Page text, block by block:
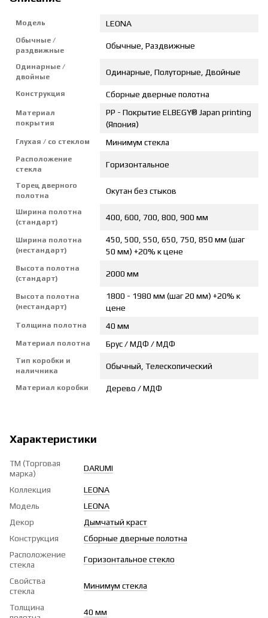
Модель LEONA
Обычные /
раздвижные
Обычные, Раздвижные
Одинарные /
двойные
Одинарные, Полуторные, Двойные
Конструкция Сборные дверные полотна
Материал
покрытия
PP - Покрытие ELBEGY® Japan printing
(Япония)
Глухая / со стеклом Минимум стекла
Расположение
стекла
Горизонтальное
Торец дверного
полотна
Окутан без стыков
Ширина полотна
(стандарт)
400, 600, 700, 800, 900 мм
Ширина полотна
(нестандарт)
450, 500, 550, 650, 750, 850 мм (шаг
50 мм) +20% к цене
Высота полотна
(стандарт)
2000 мм
Высота полотна
(нестандарт)
1800 - 1980 мм (шаг 20 мм) +20% к
цене
Толщина полотна 40 мм
Материал полотна Брус / МДФ / МДФ
Тип коробки и
наличника
Обычный, Телескопический
Материал коробки Дерево / МДФ
Характеристики
ТМ (Торговая
марка)
DARUMI
Коллекция
LEONA
Модель
LEONA
Декор
Дымчатый краст
Конструкция
Сборные дверные полотна
Расположение
стекла
Горизонтальное стекло
Свойства
стекла
Минимум стекла
Толщина
40 мм